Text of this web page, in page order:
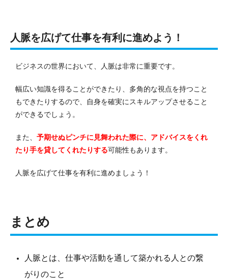
人脈を広げて仕事を有利に進めよう！
ビジネスの世界において、人脈は非常に重要です。
幅広い知識を得ることができたり、多角的な視点を持つこと
もできたりするので、自身を確実にスキルアップさせること
ができるでしょう。
また、 予期せぬピンチに見舞われた際に、アドバイスをくれ
たり手を貸してくれたりする可能性もあります。
人脈を広げて仕事を有利に進めましょう！
まとめ
人脈とは、仕事や活動を通して築かれる人との繋
がりのこと